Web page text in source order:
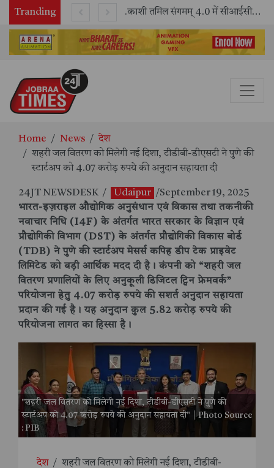
Tranding काशी तमिल संगमम् 4.0 में सीआईसीटी का स्टॉल बना तमिल भाषा और संस्कृति का केंद्र, ‘तमिल करकलाम’ से सीखना हुआ सरल
Home News
देश
शहरी जल वितरण को मिलेगी नई दिशा, टीडीबी-डीएसटी ने पुणे की
स्टार्टअप को 4.07 करोड़ रुपये की अनुदान सहायता दी
24JT NEWSDESK / Udaipur /September 19, 2025
भारत-इज़राइल औद्योगिक अनुसंधान एवं विकास तथा तकनीकी
नवाचार निधि (I4F) के अंतर्गत भारत सरकार के विज्ञान एवं
प्रौद्योगिकी विभाग (DST) के अंतर्गत प्रौद्योगिकी विकास बोर्ड
(TDB) ने पुणे की स्टार्टअप मेसर्स कपिह डीप टेक प्राइवेट
लिमिटेड को बड़ी आर्थिक मदद दी है। कंपनी को “शहरी जल
वितरण प्रणालियों के लिए अनुकूली डिजिटल ट्विन फ्रेमवर्क”
परियोजना हेतु 4.07 करोड़ रुपये की सशर्त अनुदान सहायता
प्रदान की गई है। यह अनुदान कुल 5.82 करोड़ रुपये की
परियोजना लागत का हिस्सा है।
"शहरी जल वितरण को मिलेगी नई दिशा, टीडीबी-डीएसटी ने पुणे की
स्टार्टअप को 4.07 करोड़ रुपये की अनुदान सहायता दी" | Photo Source
: PIB
देश / शहरी जल वितरण को मिलेगी नई दिशा, टीडीबी-